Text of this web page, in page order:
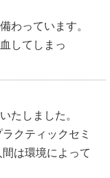
わっています。
してしまっ
たしました。
クティックセミ
は環境によって